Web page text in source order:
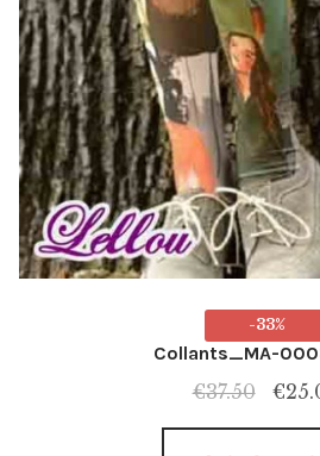
-33%
Collants_MA-
€37.50
Le
prix
€